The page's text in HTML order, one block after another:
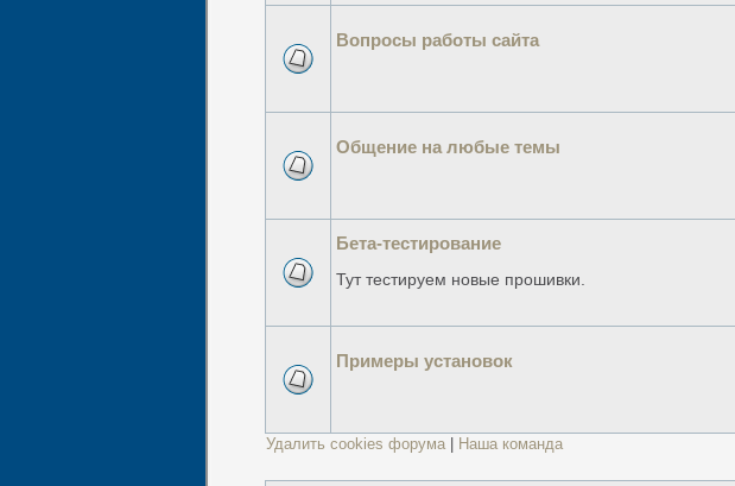
Вопросы работы сайта
Общение на любые темы
Бета-тестирование
Тут тестируем новые прошивки.
Примеры установок
Удалить cookies форума Наша команда